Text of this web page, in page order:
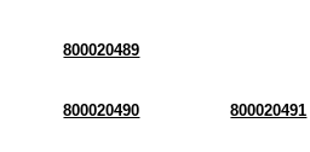
800020489
800020490 800020491